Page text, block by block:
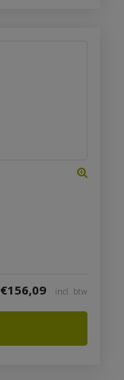
€156,09 incl. btw